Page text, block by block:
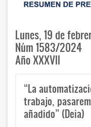
Lunes, 19 de
Núm 1583/2024
Año XXXVII
“La
trabajo,
añadido” (Deia)